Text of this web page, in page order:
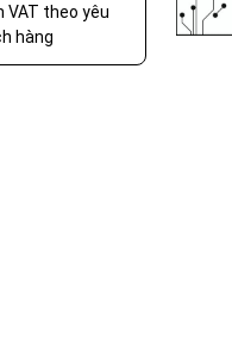
VAT theo yêu
hàng